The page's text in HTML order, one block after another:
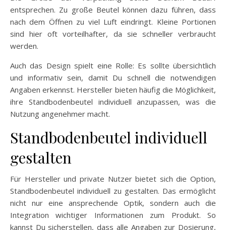
entsprechen. Zu große Beutel können dazu führen, dass
nach dem Öffnen zu viel Luft eindringt. Kleine Portionen
sind hier oft vorteilhafter, da sie schneller verbraucht
werden.
Auch das Design spielt eine Rolle: Es sollte übersichtlich
und informativ sein, damit Du schnell die notwendigen
Angaben erkennst. Hersteller bieten häufig die Möglichkeit,
ihre Standbodenbeutel individuell anzupassen, was die
Nutzung angenehmer macht.
Standbodenbeutel individuell
gestalten
Für Hersteller und private Nutzer bietet sich die Option,
Standbodenbeutel individuell zu gestalten. Das ermöglicht
nicht nur eine ansprechende Optik, sondern auch die
Integration wichtiger Informationen zum Produkt. So
kannst Du sicherstellen, dass alle Angaben zur Dosierung,